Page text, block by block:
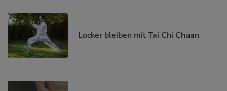
Locker bleiben mit Tai Chi Chuan